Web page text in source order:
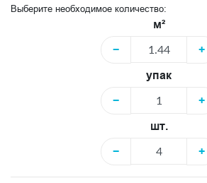
Выберите необходимое количество:
м²
−
+
упак
−
+
шт.
−
+